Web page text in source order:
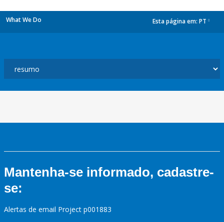
What We Do Esta página em: PT
Mantenha-se informado, cadastre-
se:
Alertas de email Project p001883